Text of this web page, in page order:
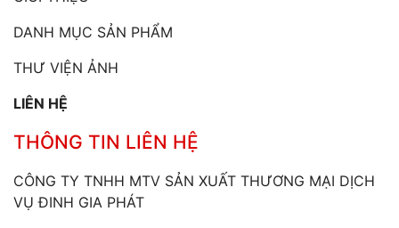
DANH MỤC SẢN PHẨM
THƯ VIỆN ẢNH
LIÊN HỆ
THÔNG TIN LIÊN HỆ
CÔNG TY TNHH MTV SẢN XUẤT THƯƠNG MẠI DỊCH
VỤ ĐINH GIA PHÁT